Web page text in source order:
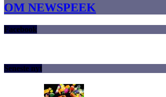
OM NEWSPEEK
Facebook
Seneste nyt